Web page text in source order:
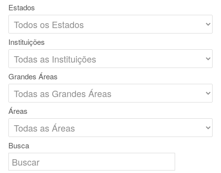
Estados
Instituições
Grandes Áreas
Áreas
Busca